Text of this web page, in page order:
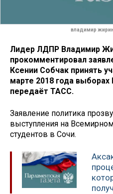
владимир
Лидер ЛДПР Владимир
прокомментировал
Ксении Собчак принять
марте 2018 года
передаёт ТАСС.
Заявление политика
выступления на
студентов в Сочи.